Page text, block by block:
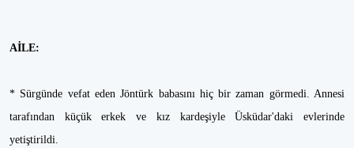
AİLE:
* Sürgünde vefat eden Jöntürk babasını hiç bir zaman görmedi. Annesi
tarafından küçük erkek ve kız kardeşiyle Üsküdar'daki evlerinde
yetiştirildi.